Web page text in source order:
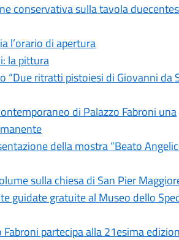
conservativa sulla tavola
l’orario di apertura
la pittura
ritratti pistoiesi di Giovanni da
di Palazzo Fabroni una
della mostra “Beato
sulla chiesa di San Pier
guidate gratuite al Museo dello
partecipa alla 21esima